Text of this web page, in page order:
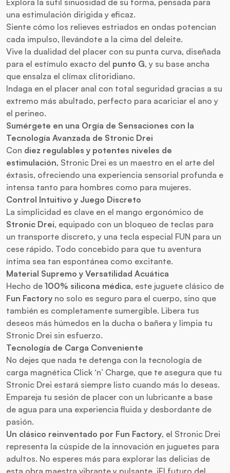
Explora la sutil sinuosidad de su forma, pensada para
una estimulación dirigida y eficaz.
Siente cómo los relieves estriados en ondas potencian
cada impulso, llevándote a la cima del deleite.
Vive la dualidad del placer con su punta curva, diseñada
para el estímulo exacto del punto G, y su base ancha
que ensalza el clímax clitoridiano.
Indaga en el placer anal con total seguridad gracias a su
extremo más abultado, perfecto para acariciar el ano y
el perineo.
Sumérgete en una Orgía de Sensaciones con la
Tecnología Avanzada de Stronic Drei
Con diez regulables y potentes niveles de
estimulación, Stronic Drei es un maestro en el arte del
éxtasis, ofreciendo una experiencia sensorial profunda e
intensa tanto para hombres como para mujeres.
Control Intuitivo y Juego Discreto
La simplicidad es clave en el mango ergonómico de
Stronic Drei, equipado con un bloqueo de teclas para
un transporte discreto, y una tecla especial FUN para un
cese rápido. Todo concebido para que tu aventura
íntima sea tan espontánea como excitante.
Material Supremo y Versatilidad Acuática
Hecho de 100% silicona médica, este juguete clásico de
Fun Factory no solo es seguro para el cuerpo, sino que
también es completamente sumergible. Libera tus
deseos más húmedos en la ducha o bañera y limpia tu
Stronic Drei sin esfuerzo.
Tecnología de Carga Conveniente
No dejes que nada te detenga con la tecnología de
carga magnética Click ‘n’ Charge, que te asegura que tu
Stronic Drei estará siempre listo cuando más lo deseas.
Empareja tu sesión de placer con un lubricante a base
de agua para una experiencia fluida y desbordante de
pasión.
Un clásico reinventado por Fun Factory, el Stronic Drei
representa la cúspide de la innovación en juguetes para
adultos. No esperes más para explorar las delicias de
esta obra maestra vibrante y pulsante. ¡El futuro del